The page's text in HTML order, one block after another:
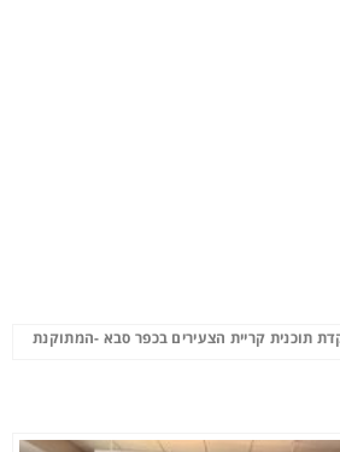
תוכנית קריית הצעירים בכפר סבא -המתוקנת